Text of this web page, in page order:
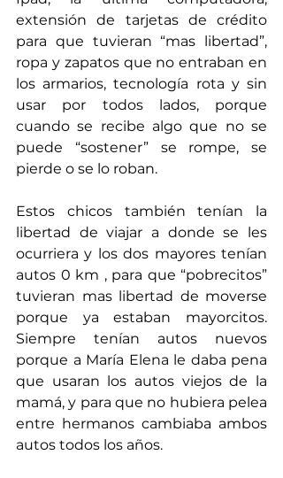
extensión de tarjetas de crédito
para que tuvieran “mas libertad”,
ropa y zapatos que no entraban en
los armarios, tecnología rota y sin
usar por todos lados, porque
cuando se recibe algo que no se
puede “sostener” se rompe, se
pierde o se lo roban.
Estos chicos también tenían la
libertad de viajar a donde se les
ocurriera y los dos mayores tenían
autos 0 km , para que “pobrecitos”
tuvieran mas libertad de moverse
porque ya estaban mayorcitos.
Siempre tenían autos nuevos
porque a María Elena le daba pena
que usaran los autos viejos de la
mamá, y para que no hubiera pelea
entre hermanos cambiaba ambos
autos todos los años.